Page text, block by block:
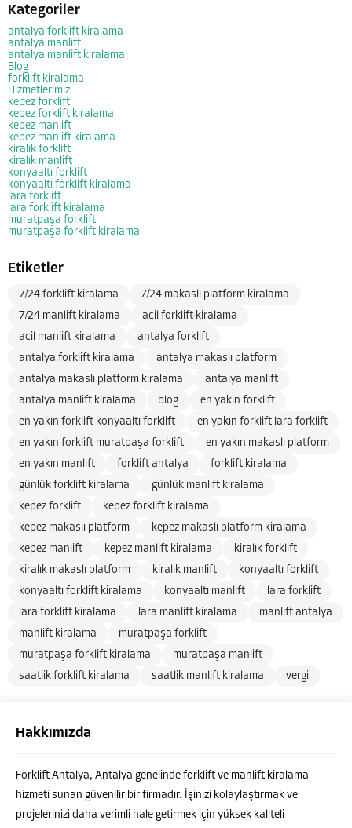
Kategoriler
antalya forklift kiralama
antalya manlift
antalya manlift kiralama
Blog
forklift kiralama
Hizmetlerimiz
kepez forklift
kepez forklift kiralama
kepez manlift
kepez manlift kiralama
kiralık forklift
kiralık manlift
konyaaltı forklift
konyaaltı forklift kiralama
lara forklift
lara forklift kiralama
muratpaşa forklift
muratpaşa forklift kiralama
Etiketler
7/24 forklift kiralama
7/24 makaslı platform kiralama
7/24 manlift kiralama
acil forklift kiralama
acil manlift kiralama
antalya forklift
antalya forklift kiralama
antalya makaslı platform
antalya makaslı platform kiralama
antalya manlift
antalya manlift kiralama
blog
en yakın forklift
en yakın forklift konyaaltı forklift
en yakın forklift lara forklift
en yakın forklift muratpaşa forklift
en yakın makaslı platform
en yakın manlift
forklift antalya
forklift kiralama
günlük forklift kiralama
günlük manlift kiralama
kepez forklift
kepez forklift kiralama
kepez makaslı platform
kepez makaslı platform kiralama
kepez manlift
kepez manlift kiralama
kiralık forklift
kiralık makaslı platform
kiralık manlift
konyaaltı forklift
konyaaltı forklift kiralama
konyaaltı manlift
lara forklift
lara forklift kiralama
lara manlift kiralama
manlift antalya
manlift kiralama
muratpaşa forklift
muratpaşa forklift kiralama
muratpaşa manlift
saatlik forklift kiralama
saatlik manlift kiralama vergi
Hakkımızda
Forklift Antalya, Antalya genelinde forklift ve manlift kiralama
hizmeti sunan güvenilir bir firmadır. İşinizi kolaylaştırmak ve
projelerinizi daha verimli hale getirmek için yüksek kaliteli